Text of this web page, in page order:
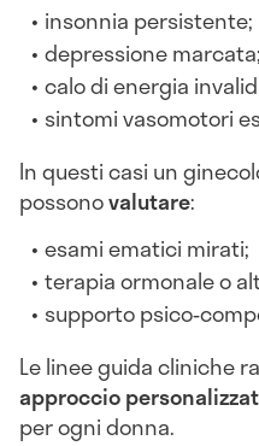
insonnia persistente;
depressione marcata;
calo di energia
sintomi vasomotori
In questi casi un
possonovalutare:
esami ematici mirati;
terapia ormonale o
supporto
Le linee guida cliniche
approccio
per ogni donna.